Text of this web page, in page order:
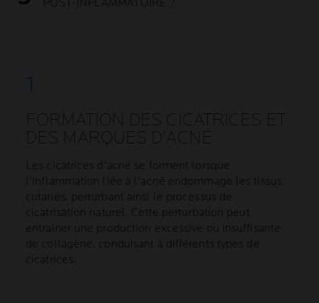
POST-INFLAMMATOIRE ?
FORMATION DES CICATRICES ET
DES MARQUES D'ACNÉ
Les cicatrices d'acné se forment lorsque
l'inflammation liée à l'acné endommage les tissus
cutanés, perturbant ainsi le processus de
cicatrisation naturel. Cette perturbation peut
entraîner une production excessive ou insuffisante
de collagène, conduisant à différents types de
cicatrices.